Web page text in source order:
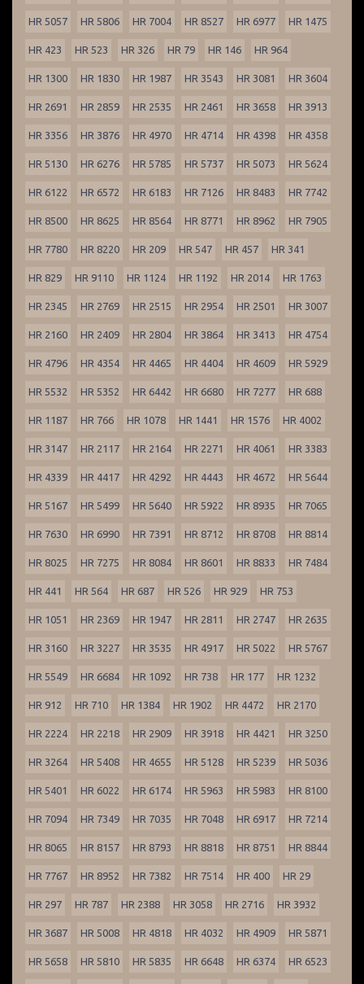
HR 5057 HR 5806 HR 7004 HR 8527 HR 6977 HR 1475
HR 423 HR 523 HR 326 HR 79 HR 146 HR 964
HR 1300 HR 1830 HR 1987 HR 3543 HR 3081 HR 3604
HR 2691 HR 2859 HR 2535 HR 2461 HR 3658 HR 3913
HR 3356 HR 3876 HR 4970 HR 4714 HR 4398 HR 4358
HR 5130 HR 6276 HR 5785 HR 5737 HR 5073 HR 5624
HR 6122 HR 6572 HR 6183 HR 7126 HR 8483 HR 7742
HR 8500 HR 8625 HR 8564 HR 8771 HR 8962 HR 7905
HR 7780 HR 8220 HR 209 HR 547 HR 457 HR 341
HR 829 HR 9110 HR 1124 HR 1192 HR 2014 HR 1763
HR 2345 HR 2769 HR 2515 HR 2954 HR 2501 HR 3007
HR 2160 HR 2409 HR 2804 HR 3864 HR 3413 HR 4754
HR 4796 HR 4354 HR 4465 HR 4404 HR 4609 HR 5929
HR 5532 HR 5352 HR 6442 HR 6680 HR 7277 HR 688
HR 1187 HR 766 HR 1078 HR 1441 HR 1576 HR 4002
HR 3147 HR 2117 HR 2164 HR 2271 HR 4061 HR 3383
HR 4339 HR 4417 HR 4292 HR 4443 HR 4672 HR 5644
HR 5167 HR 5499 HR 5640 HR 5922 HR 8935 HR 7065
HR 7630 HR 6990 HR 7391 HR 8712 HR 8708 HR 8814
HR 8025 HR 7275 HR 8084 HR 8601 HR 8833 HR 7484
HR 441 HR 564 HR 687 HR 526 HR 929 HR 753
HR 1051 HR 2369 HR 1947 HR 2811 HR 2747 HR 2635
HR 3160 HR 3227 HR 3535 HR 4917 HR 5022 HR 5767
HR 5549 HR 6684 HR 1092 HR 738 HR 177 HR 1232
HR 912 HR 710 HR 1384 HR 1902 HR 4472 HR 2170
HR 2224 HR 2218 HR 2909 HR 3918 HR 4421 HR 3250
HR 3264 HR 5408 HR 4655 HR 5128 HR 5239 HR 5036
HR 5401 HR 6022 HR 6174 HR 5963 HR 5983 HR 8100
HR 7094 HR 7349 HR 7035 HR 7048 HR 6917 HR 7214
HR 8065 HR 8157 HR 8793 HR 8818 HR 8751 HR 8844
HR 7767 HR 8952 HR 7382 HR 7514 HR 400 HR 29
HR 297 HR 787 HR 2388 HR 3058 HR 2716 HR 3932
HR 3687 HR 5008 HR 4818 HR 4032 HR 4909 HR 5871
HR 5658 HR 5810 HR 5835 HR 6648 HR 6374 HR 6523